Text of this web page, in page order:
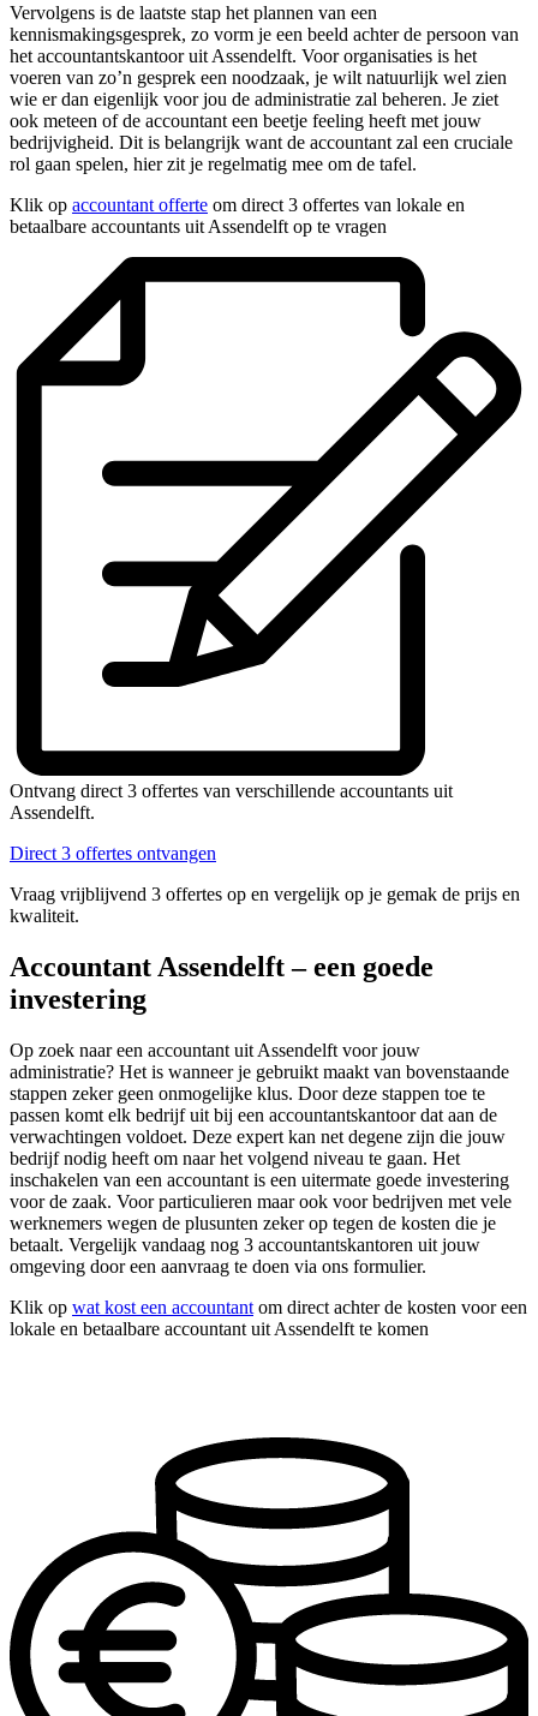
Vervolgens is de laatste stap het plannen van een
kennismakingsgesprek, zo vorm je een beeld achter de persoon van
het accountantskantoor uit Assendelft. Voor organisaties is het
voeren van zo’n gesprek een noodzaak, je wilt natuurlijk wel zien
wie er dan eigenlijk voor jou de administratie zal beheren. Je ziet
ook meteen of de accountant een beetje feeling heeft met jouw
bedrijvigheid. Dit is belangrijk want de accountant zal een cruciale
rol gaan spelen, hier zit je regelmatig mee om de tafel.
Klik op accountant offerte om direct 3 offertes van lokale en
betaalbare accountants uit Assendelft op te vragen
Ontvang direct 3 offertes van verschillende accountants uit
Assendelft.
Direct 3 offertes ontvangen
Vraag vrijblijvend 3 offertes op en vergelijk op je gemak de prijs en
kwaliteit.
Accountant Assendelft – een goede
investering
Op zoek naar een accountant uit Assendelft voor jouw
administratie? Het is wanneer je gebruikt maakt van bovenstaande
stappen zeker geen onmogelijke klus. Door deze stappen toe te
passen komt elk bedrijf uit bij een accountantskantoor dat aan de
verwachtingen voldoet. Deze expert kan net degene zijn die jouw
bedrijf nodig heeft om naar het volgend niveau te gaan. Het
inschakelen van een accountant is een uitermate goede investering
voor de zaak. Voor particulieren maar ook voor bedrijven met vele
werknemers wegen de plusunten zeker op tegen de kosten die je
betaalt. Vergelijk vandaag nog 3 accountantskantoren uit jouw
omgeving door een aanvraag te doen via ons formulier.
Klik op wat kost een accountant om direct achter de kosten voor een
lokale en betaalbare accountant uit Assendelft te komen